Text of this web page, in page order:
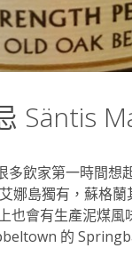
Säntis
多飲家第一時間想
娜島獨有，蘇格
也會有生產泥煤風
的